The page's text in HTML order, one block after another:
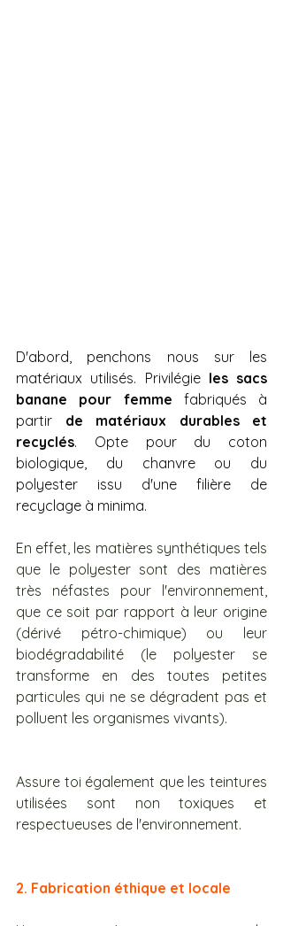
D'abord, penchons nous sur les
matériaux utilisés. Privilégie les sacs
banane pour femme fabriqués à
partir de matériaux durables et
recyclés. Opte pour du coton
biologique, du chanvre ou du
polyester issu d'une filière de
recyclage à minima.
En effet, les matières synthétiques tels
que le polyester sont des matières
très néfastes pour l'environnement,
que ce soit par rapport à leur origine
(dérivé pétro-chimique) ou leur
biodégradabilité (le polyester se
transforme en des toutes petites
particules qui ne se dégradent pas et
polluent les organismes vivants).
Assure toi également que les teintures
utilisées sont non toxiques et
respectueuses de l'environnement.
2. Fabrication éthique et locale